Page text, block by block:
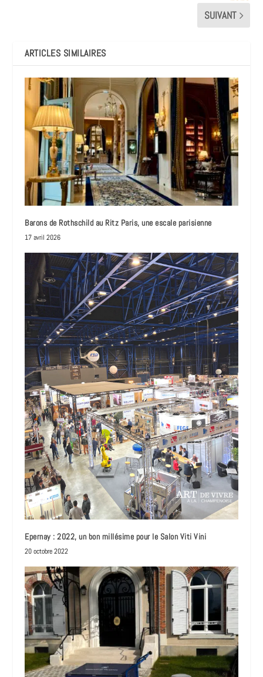
SUIVANT
ARTICLES SIMILAIRES
Barons de Rothschild au Ritz Paris, une escale parisienne
17 avril 2026
Epernay : 2022, un bon millésime pour le Salon Viti Vini
20 octobre 2022